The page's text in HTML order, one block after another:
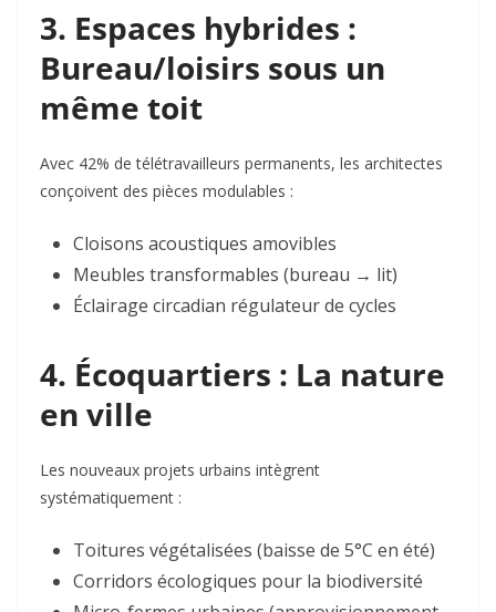
3. Espaces hybrides :
Bureau/loisirs sous un
même toit
Avec 42% de télétravailleurs permanents, les architectes
conçoivent des pièces modulables :
Cloisons acoustiques amovibles
Meubles transformables (bureau → lit)
Éclairage circadian régulateur de cycles
4. Écoquartiers : La nature
en ville
Les nouveaux projets urbains intègrent
systématiquement :
Toitures végétalisées (baisse de 5°C en été)
Corridors écologiques pour la biodiversité